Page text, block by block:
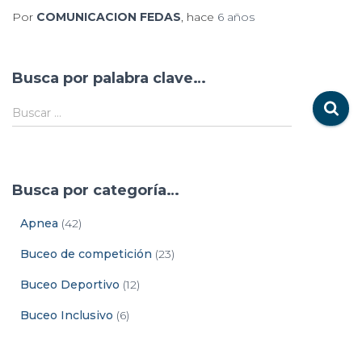
Por COMUNICACION FEDAS, hace 6 años
Busca por palabra clave…
Buscar …
Busca por categoría…
Apnea (42)
Buceo de competición (23)
Buceo Deportivo (12)
Buceo Inclusivo (6)